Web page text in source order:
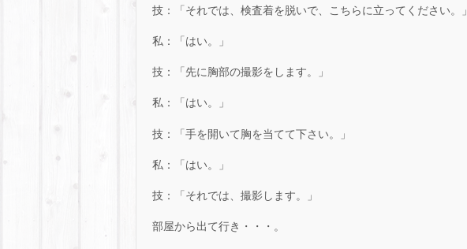
技：「それでは、検査着を脱いで、こちらに立ってください。」
私：「はい。」
技：「先に胸部の撮影をします。」
私：「はい。」
技：「手を開いて胸を当てて下さい。」
私：「はい。」
技：「それでは、撮影します。」
部屋から出て行き・・・。